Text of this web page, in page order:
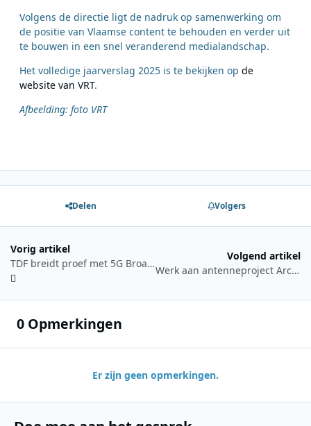
Volgens de directie ligt de nadruk op samenwerking om
de positie van Vlaamse content te behouden en verder uit
te bouwen in een snel veranderend medialandschap.
Het volledige jaarverslag 2025 is te bekijken op de
website van VRT.
Afbeelding: foto VRT
Delen Volgers
Vorig artikel
TDF breidt proef met 5G Broadcast uit naar meerdere Franse regio’s
Volgend artikel
Werk aan antenneproject Arctic 252 vertraagd door weersomstandigheden in Finland
0 Opmerkingen
Er zijn geen opmerkingen.